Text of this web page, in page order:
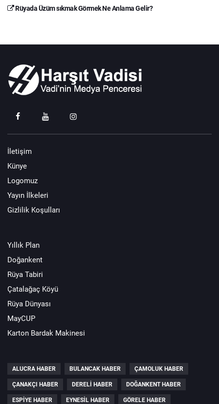
Rüyada Üzüm sıkmak Görmek Ne Anlama Gelir?
İletişim
Künye
Logomuz
Yayın İlkeleri
Gizlilik Koşulları
Yıllık Plan
Doğankent
Rüya Tabiri
Çatalağaç Köyü
Rüya Dünyası
MayCUP
Karton Bardak Makinesi
ALUCRA HABER BULANCAK HABER ÇAMOLUK HABER
ÇANAKÇI HABER DERELI HABER DOĞANKENT HABER
ESPIYE HABER EYNESIL HABER GÖRELE HABER